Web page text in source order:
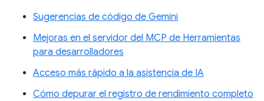
Sugerencias de código de Gemini
Mejoras en el servidor del MCP de Herramientas
para desarrolladores
Acceso más rápido a la asistencia de IA
Cómo depurar el registro de rendimiento completo